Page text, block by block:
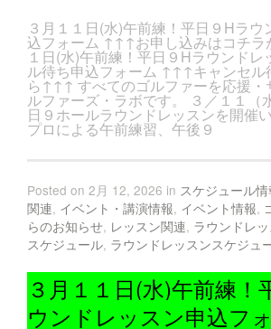
３月１１日(水)午前練！平日９Hラウ
込フォーム ↑↑↑お申し込みはコチラ
１日(水)午前練！平日９Hラウンドレ
ル待ち申込フォーム ↑↑↑キャンセル
ら↑↑↑ すべてのゴルファーを応援・
ルファーズ・ラボです。 ３／１１（
日９ホールラウンドレッスンを開催
プロによる午前練習、午後９
Posted on 2月 12, 2026 in スケジュール情
関連, イベント・講演情報, イベント情報,
らのお知らせ, レッスン関連, ラウンドレ
スケジュール, ラウンドレッスンスケジュ
３月１１日(水)午前練！
ウンドレッスン申込フ